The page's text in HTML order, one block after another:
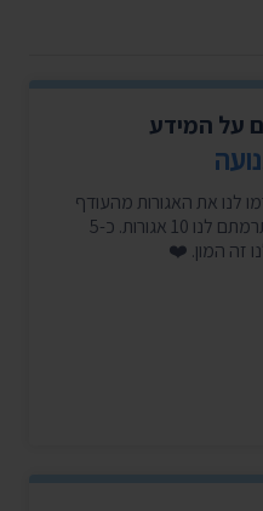
על המידע
לנו את האגורות מהעודף
בכל קנייה. קניתם ב-99.90 ₪? תרמתם לנו 10 אגורות. כ-5
זה המון. ❤️